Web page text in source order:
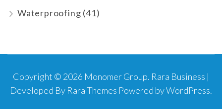
Waterproofing (41)
Copyright © 2026 Monomer Group. Rara Business |
Developed By Rara Themes Powered byWordPress.